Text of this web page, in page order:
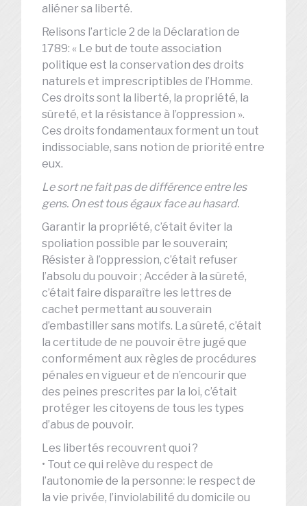
aliéner sa liberté.
Relisons l’article 2 de la Déclaration de
1789: « Le but de toute association
politique est la conservation des droits
naturels et imprescriptibles de l’Homme.
Ces droits sont la liberté, la propriété, la
sûreté, et la résistance à l’oppression ».
Ces droits fondamentaux forment un tout
indissociable, sans notion de priorité entre
eux.
Le sort ne fait pas de différence entre les
gens. On est tous égaux face au hasard.
Garantir la propriété, c’était éviter la
spoliation possible par le souverain;
Résister à l’oppression, c’était refuser
l’absolu du pouvoir ; Accéder à la sûreté,
c’était faire disparaître les lettres de
cachet permettant au souverain
d’embastiller sans motifs. La sûreté, c’était
la certitude de ne pouvoir être jugé que
conformément aux règles de procédures
pénales en vigueur et de n’encourir que
des peines prescrites par la loi, c’était
protéger les citoyens de tous les types
d’abus de pouvoir.
Les libertés recouvrent quoi ?
• Tout ce qui relève du respect de
l’autonomie de la personne: le respect de
la vie privée, l’inviolabilité du domicile ou